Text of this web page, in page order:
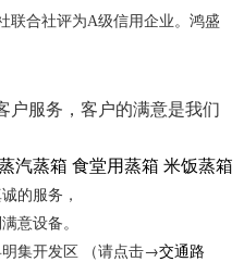
联合社评为A级信用企业。鸿盛
服务，客户的满意是我们
汽蒸箱 食堂用蒸箱 米饭蒸箱
的服务，
意设备。
集开发区 （请点击→交通路